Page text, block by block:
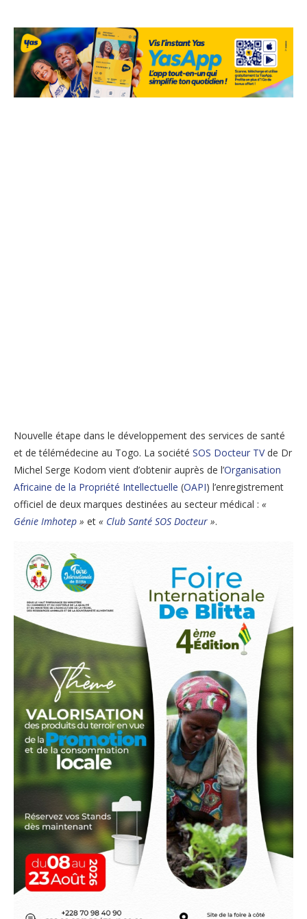
Nouvelle étape dans le développement des services de santé
et de télémédecine au Togo. La société SOS Docteur TVde Dr
Michel Serge Kodom vient d’obtenir auprès de l’Organisation
Africaine de la Propriété Intellectuelle (OAPI) l’enregistrement
officiel de deux marques destinées au secteur médical : «
Génie Imhotep » et « Club Santé SOS Docteur ».